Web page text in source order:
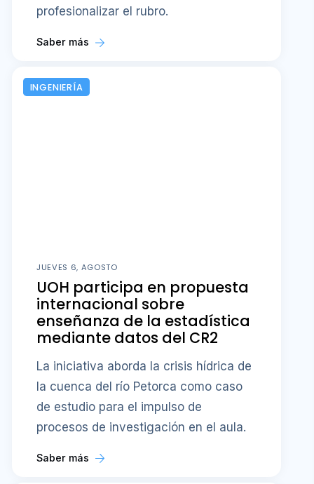
profesionalizar el rubro.
Saber más
INGENIERÍA
JUEVES 6, AGOSTO
UOH participa en propuesta
internacional sobre
enseñanza de la estadística
mediante datos del CR2
La iniciativa aborda la crisis hídrica de
la cuenca del río Petorca como caso
de estudio para el impulso de
procesos de investigación en el aula.
Saber más